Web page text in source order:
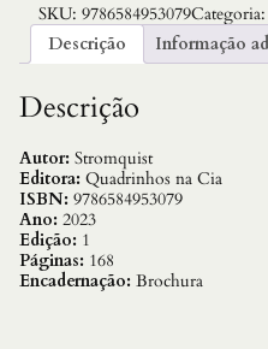
a
o
s
s
p
e
l
h
o
s
SKU: 9786584953079Categoria:
Descrição
Informação
Descrição
Autor: Stromquist
Editora: Quadrinhos na Cia
ISBN: 9786584953079
Ano: 2023
Edição: 1
Páginas: 168
Encadernação: Brochura